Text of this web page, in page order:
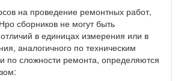
на проведение ремонтных работ,
сборников не могут быть
в единицах измерения или в
аналогичного по техническим
по сложности ремонта, определяются